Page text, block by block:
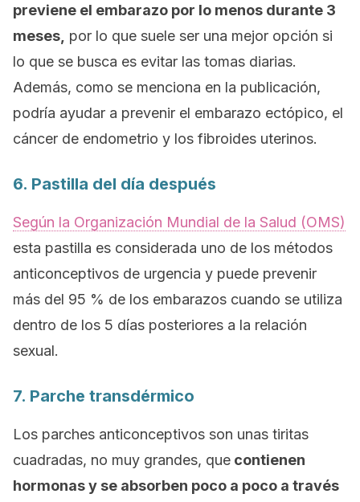
previene el embarazo por lo menos durante 3
meses, por lo que suele ser una mejor opción si
lo que se busca es evitar las tomas diarias.
Además, como se menciona en la publicación,
podría ayudar a prevenir el embarazo ectópico, el
cáncer de endometrio y los fibroides uterinos.
6. Pastilla del día después
Según la Organización Mundial de la Salud (OMS)
esta pastilla es considerada uno de los métodos
anticonceptivos de urgencia y puede prevenir
más del 95 % de los embarazos cuando se utiliza
dentro de los 5 días posteriores a la relación
sexual.
7. Parche transdérmico
Los parches anticonceptivos son unas tiritas
cuadradas, no muy grandes, que contienen
hormonas y se absorben poco a poco a través